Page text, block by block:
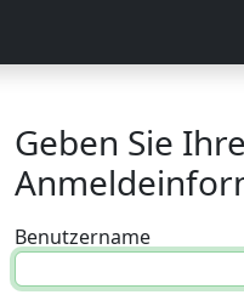
Geben Sie Ihre
Benutzername